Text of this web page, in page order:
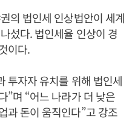
의 법인세 인상법안이 세계
섰다. 법인세율 인상이 경
이다.
투자자 유치를 위해 법인세
”며 “어느 나라가 더 낮은
과 돈이 움직인다”고 강조